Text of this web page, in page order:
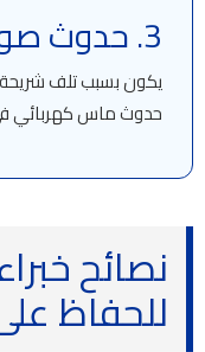
3. حدوث صوت عالي أو شرار
يكون بسبب تلف شريحة
حدوث ماس كهربائي
نصائح
للحفاظ